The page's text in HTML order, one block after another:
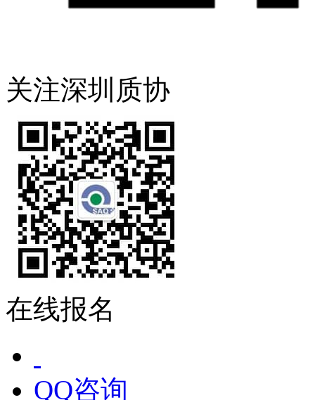
关注深圳质协
在线报名
QQ咨询